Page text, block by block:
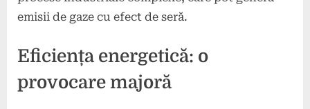
emisii de gaze cu efect de seră.
Eficiența energetică: o
provocare majoră